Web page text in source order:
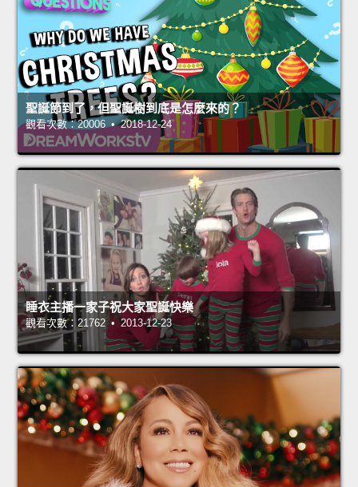
聖誕節到了，但聖誕樹到底是怎麼來的？
觀看次數：20006 • 2018-12-24
睡衣主播一家子祝大家聖誕快樂
觀看次數：21762 • 2013-12-23